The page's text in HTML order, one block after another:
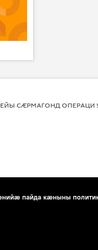
СӔРМАГОНД ОПЕРАЦИ
пайда кæныны